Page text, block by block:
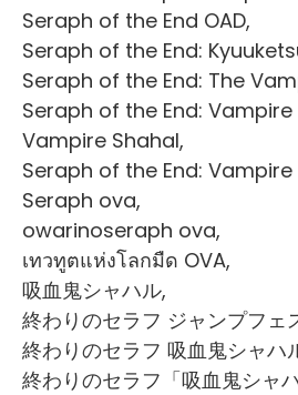
Seraph of the End OAD,
Seraph of the End:
Seraph of the End: The
Seraph of the End: Vampire
Vampire Shahal,
Seraph of the End: Vampire
Seraph ova,
owarinoseraph ova,
เทวทูตแห่งโลกมืด OVA,
吸血鬼シャハル,
終わりのセラフ ジャンプフェ
終わりのセラフ 吸血鬼シャハ
終わりのセラフ「吸血鬼シャハ